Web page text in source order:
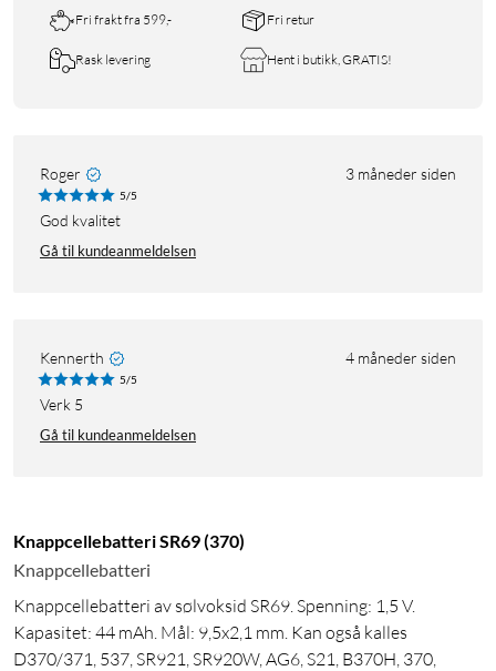
Fri frakt fra 599,- Fri retur
Rask levering Hent i butikk, GRATIS!
Roger 3 måneder siden
5/5
God kvalitet
Gå til kundeanmeldelsen
Kennerth 4 måneder siden
5/5
Verk 5
Gå til kundeanmeldelsen
Knappcellebatteri SR69 (370)
Knappcellebatteri
Knappcellebatteri av sølvoksid SR69. Spenning: 1,5 V.
Kapasitet: 44 mAh. Mål: 9,5x2,1 mm. Kan også kalles
D370/371, 537, SR921, SR920W, AG6, S21, B370H, 370,